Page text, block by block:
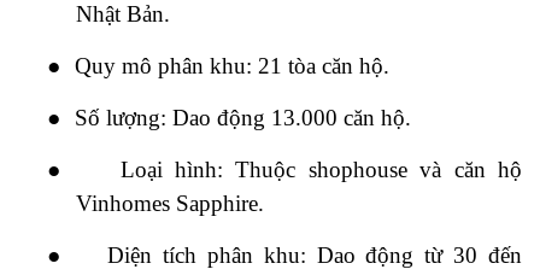
Nhật Bản.
● Quy mô phân khu: 21 tòa căn hộ.
● Số lượng: Dao động 13.000 căn hộ.
●
Loại hình: Thuộc shophouse và căn hộ
Vinhomes Sapphire.
●
Diện tích phân khu: Dao động từ 30 đến